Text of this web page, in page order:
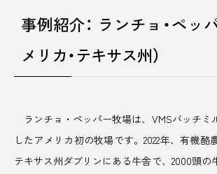
事例紹介： ランチョ・ペッ
メリカ・テキサス州）
ランチョ・ペッパー牧場は、VMSバッチミ
したアメリカ初の牧場です。2022年、有機酪
テキサス州ダブリンにある牛舎で、2000頭の